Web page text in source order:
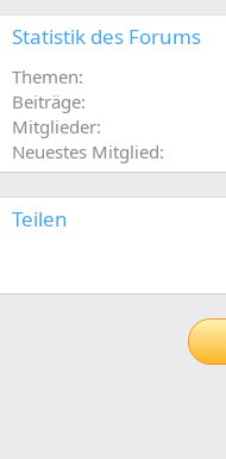
Statistik des Forums
Themen
Beiträge
Mitglieder
Neuestes Mitglied
Teilen